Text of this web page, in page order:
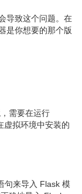
导致这个问题。在
是你想要的那个版
需要在运行
虚拟环境中安装的
句来导入 Flask 模